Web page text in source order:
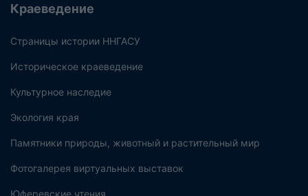
Краеведение
Страницы истории ННГАСУ
Историческое краеведение
Культурное наследие
Экология края
Памятники природы, животный и растительный мир
Фотогалерея виртуальных выставок
Юферевские чтения